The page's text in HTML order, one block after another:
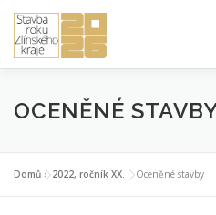
obsah
ÚVOD DO SOUTĚŽE
STUDENTSKÁ PRÁCE ROKU
OCENĚNÉ
Domů »2022, ročník XX. »Oceněné stavby